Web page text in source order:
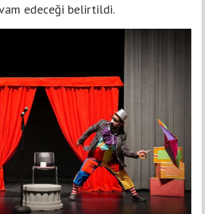
edeceği belirtildi.